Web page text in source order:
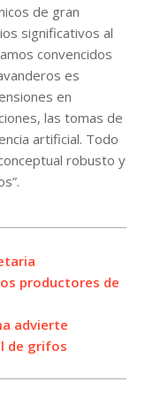
de gran
significativos al
convencidos
es
en
las tomas de
artificial. Todo
robusto y
productores de
advierte
de grifos